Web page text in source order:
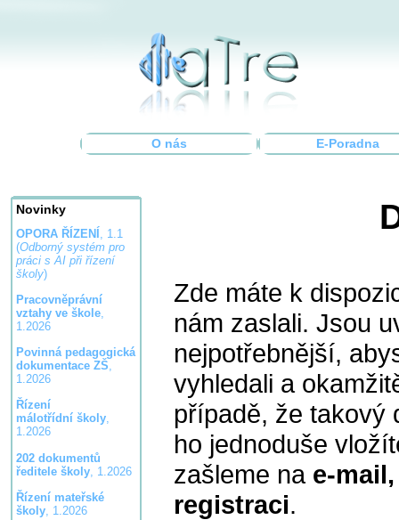
O nás E-Poradna
Novinky
OPORA ŘÍZENÍ , 1.1
(Odborný systém pro
práci s AI při řízení
školy)
Pracovněprávní
vztahy ve škole,
1.2026
Povinná pedagogická
dokumentace ZŠ,
1.2026
Řízení
málotřídní školy,
1.2026
202 dokumentů
ředitele školy, 1.2026
Řízení mateřské
školy, 1.2026
Zde máte k
nám zaslali. Jsou
nejpotřebnější,
vyhledali a
případě, že takový
ho jednoduše
zašleme na e-
registraci.